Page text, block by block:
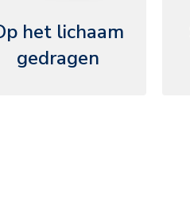
het lichaam
gedragen